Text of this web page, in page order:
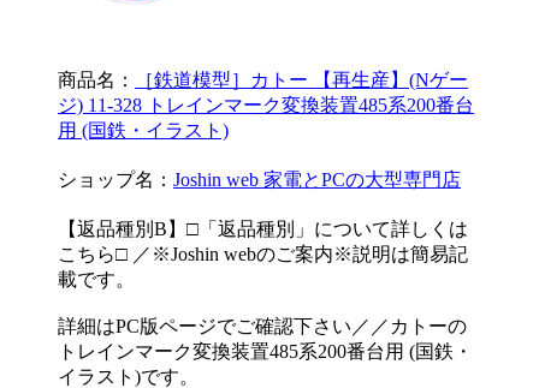
商品名：
［鉄道模型］カトー 【再生産】(Nゲー
ジ) 11-328 トレインマーク変換装置485系200番台
用 (国鉄・イラスト)
ショップ名： Joshin web 家電とPCの大型専門店
【返品種別B】□「返品種別」について詳しくは
こちら□ ／※Joshin webのご案内※説明は簡易記
載です。
詳細はPC版ページでご確認下さい／／カトーの
トレインマーク変換装置485系200番台用 (国鉄・
イラスト)です。